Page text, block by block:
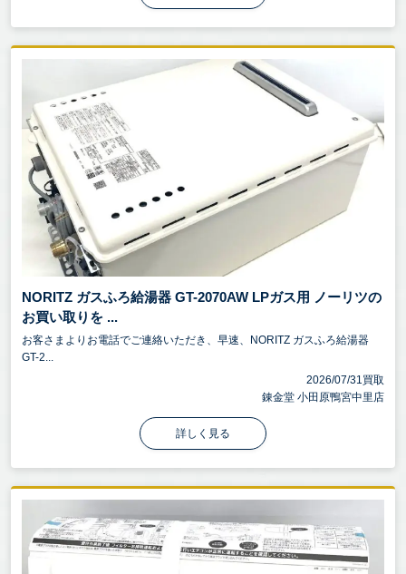
NORITZ ガスふろ給湯器 GT-2070AW LPガス用 ノーリツの
お買い取りを ...
お客さまよりお電話でご連絡いただき、早速、NORITZ ガスふろ給湯器
GT-2...
2026/07/31買取
錬金堂 小田原鴨宮中里店
詳しく見る